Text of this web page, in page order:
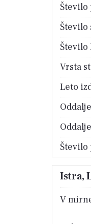
Število
Število
Število
Vrsta
Leto
Istra,
V